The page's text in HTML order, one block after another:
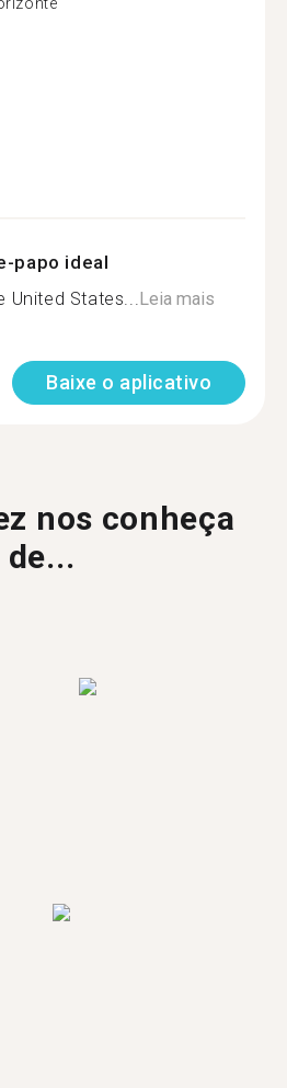
papo ideal
United States...Leia mais
Baixe o aplicativo
nos conheça
de...